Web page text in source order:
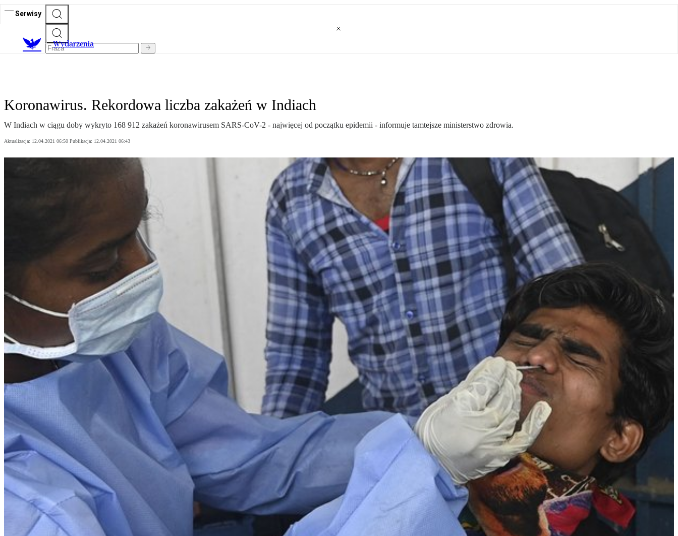
Serwisy
Wydarzenia
Koronawirus. Rekordowa liczba zakażeń w Indiach
W Indiach w ciągu doby wykryto 168 912 zakażeń koronawirusem SARS-CoV-2 - najwięcej od początku epidemii - informuje tamtejsze ministerstwo zdrowia.
Aktualizacja: 12.04.2021 06:50 Publikacja: 12.04.2021 06:43